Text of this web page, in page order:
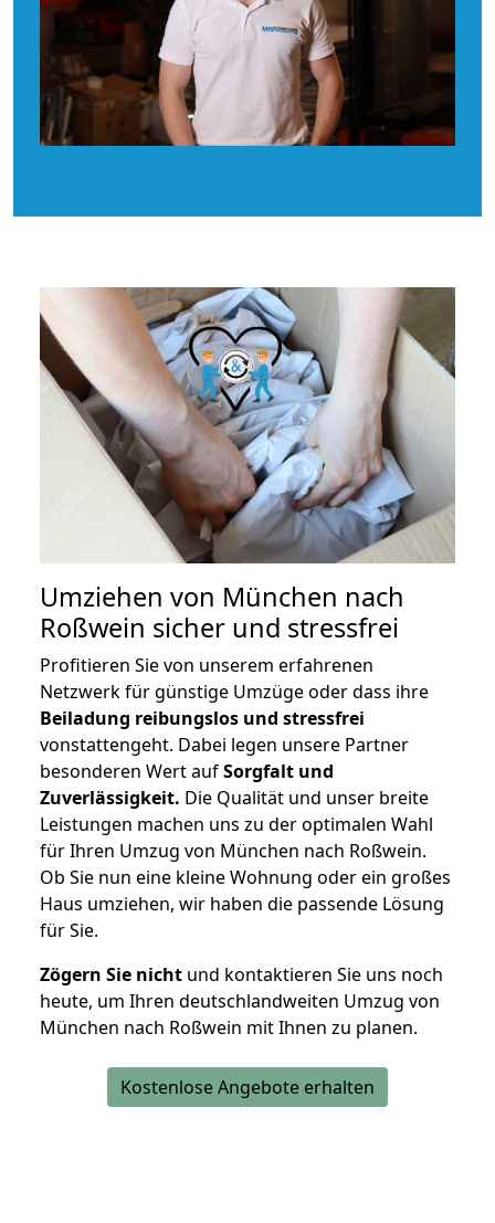
Umziehen von München nach
Roßwein sicher und stressfrei
Profitieren Sie von unserem erfahrenen
Netzwerk für günstige Umzüge oder dass ihre
Beiladung reibungslos und stressfrei
vonstattengeht. Dabei legen unsere Partner
besonderen Wert aufSorgfalt und
Zuverlässigkeit. Die Qualität und unser breite
Leistungen machen uns zu der optimalen Wahl
für Ihren Umzug von München nach Roßwein.
Ob Sie nun eine kleine Wohnung oder ein großes
Haus umziehen, wir haben die passende Lösung
für Sie.
Zögern Sie nicht und kontaktieren Sie uns noch
heute, um Ihren deutschlandweiten Umzug von
München nach Roßwein mit Ihnen zu planen.
Kostenlose Angebote erhalten